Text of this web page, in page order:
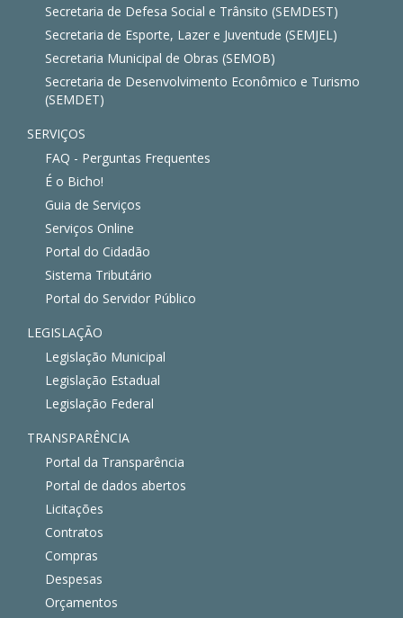
Secretaria de Defesa Social e Trânsito (SEMDEST)
Secretaria de Esporte, Lazer e Juventude (SEMJEL)
Secretaria Municipal de Obras (SEMOB)
Secretaria de Desenvolvimento Econômico e Turismo
(SEMDET)
SERVIÇOS
FAQ - Perguntas Frequentes
É o Bicho!
Guia de Serviços
Serviços Online
Portal do Cidadão
Sistema Tributário
Portal do Servidor Público
LEGISLAÇÃO
Legislação Municipal
Legislação Estadual
Legislação Federal
TRANSPARÊNCIA
Portal da Transparência
Portal de dados abertos
Licitações
Contratos
Compras
Despesas
Orçamentos